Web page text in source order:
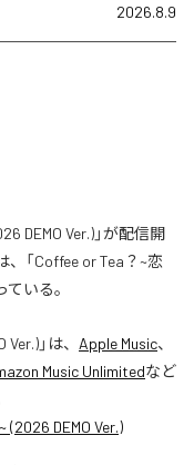
2026.8.9
DEMO Ver.)」が配信開
「Coffee or Tea？~恋
ている。
Ver.)」は、 Apple Music、
Music Unlimitedなど
DEMO Ver.)